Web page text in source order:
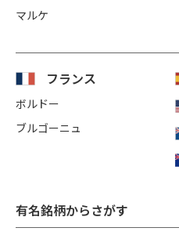
マルケ
フランス
ボルドー
ブルゴーニュ
有名銘柄からさがす